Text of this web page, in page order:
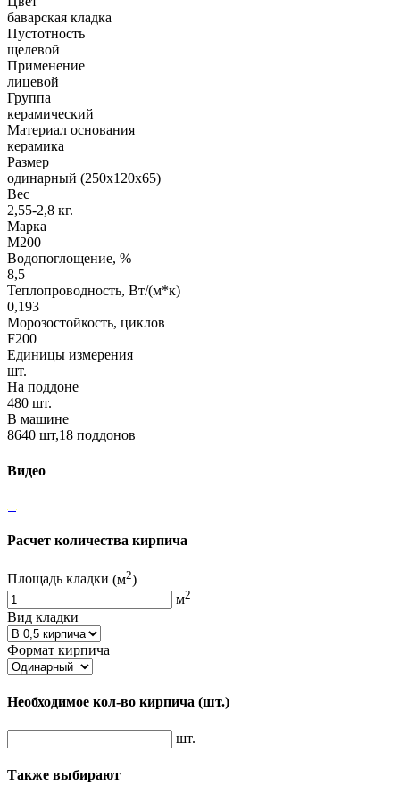
баварская кладка
Пустотность
щелевой
Применение
лицевой
Группа
керамический
Материал основания
керамика
Размер
одинарный (250х120х65)
Вес
2,55-2,8 кг.
Марка
М200
Водопоглощение, %
8,5
Теплопроводность, Вт/(м*к)
0,193
Морозостойкость, циклов
F200
Единицы измерения
шт.
На поддоне
480 шт.
В машине
8640 шт,18 поддонов
Видео
Расчет количества кирпича
Площадь кладки (м2)
м2
Вид кладки
Формат кирпича
Необходимое кол-во кирпича (шт.)
шт.
Также выбирают